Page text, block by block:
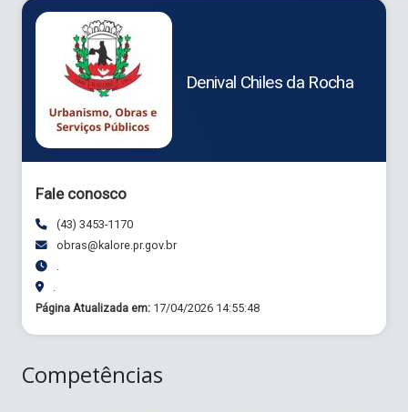
Denival Chiles da Rocha
Fale conosco
(43) 3453-1170
obras@kalore.pr.gov.br
Página Atualizada em: 17/04/2026 14:55:48
Competências